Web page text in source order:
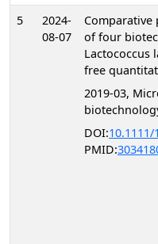
5
2024-
08-07
Comparative
of four
Lactococcus
free
2019-03,
DOI:10.1111/
PMID: